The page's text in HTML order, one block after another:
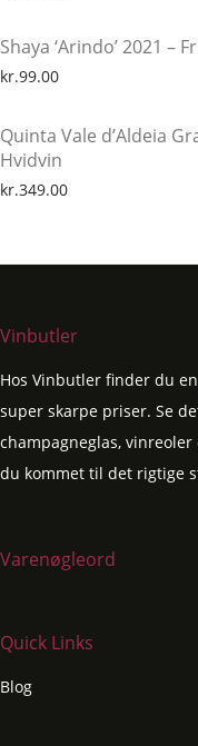
Shaya ‘Arindo’ 2021 –
kr.99.00
Quinta Vale d’Aldeia
Hvidvin
kr.349.00
Vinbutler
Hos Vinbutler finder du
super skarpe priser. Se
champagneglas,
du kommet til det rigtige
Varenøgleord
Quick Links
Blog